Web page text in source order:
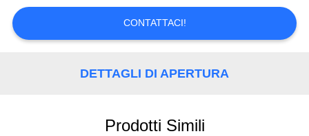
SITEMAP
CONTATTACI!
DETTAGLI DI APERTURA
Prodotti Simili